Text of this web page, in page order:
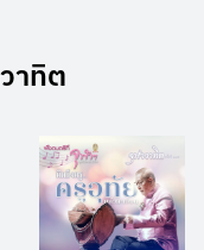
าทิต